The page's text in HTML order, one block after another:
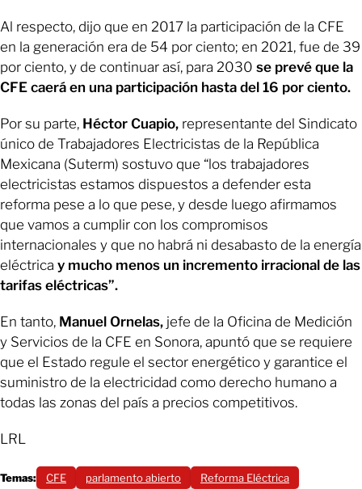
Al respecto, dijo que en 2017 la participación de la CFE
en la generación era de 54 por ciento; en 2021, fue de 39
por ciento, y de continuar así, para 2030 se prevé que la
CFE caerá en una participación hasta del 16 por ciento.
Por su parte, Héctor Cuapio, representante del Sindicato
único de Trabajadores Electricistas de la República
Mexicana (Suterm) sostuvo que “los trabajadores
electricistas estamos dispuestos a defender esta
reforma pese a lo que pese, y desde luego afirmamos
que vamos a cumplir con los compromisos
internacionales y que no habrá ni desabasto de la energía
eléctrica y mucho menos un incremento irracional de las
tarifas eléctricas”.
En tanto, Manuel Ornelas, jefe de la Oficina de Medición
y Servicios de la CFE en Sonora, apuntó que se requiere
que el Estado regule el sector energético y garantice el
suministro de la electricidad como derecho humano a
todas las zonas del país a precios competitivos.
LRL
Temas: CFE parlamento abierto Reforma Eléctrica